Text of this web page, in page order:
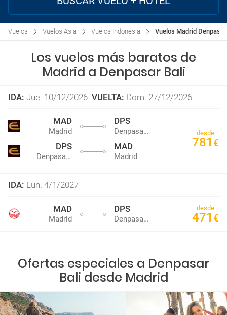
Vuelos Vuelos Asia Vuelos Indonesia Vuelos Madrid
Los vuelos más baratos de
Madrid a Denpasar Bali
IDA: Jue. 10/12/2026 VUELTA: Dom. 27/12/2026
MAD
Madrid
DPS
Denpasar Bali
DPS
Denpasar Bali
MAD
Madrid
desde
781 €
IDA: Lun. 4/1/2027
MAD
Madrid
DPS
Denpasar Bali
desde
471 €
Ofertas especiales a Denpasar
Bali desde Madrid